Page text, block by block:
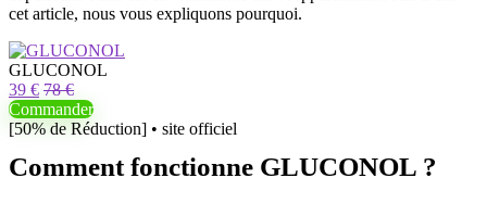
cet article, nous vous expliquons pourquoi.
GLUCONOL
39 € 78 €
Commander
[50% de Réduction] • site officiel
Comment fonctionne GLUCONOL ?